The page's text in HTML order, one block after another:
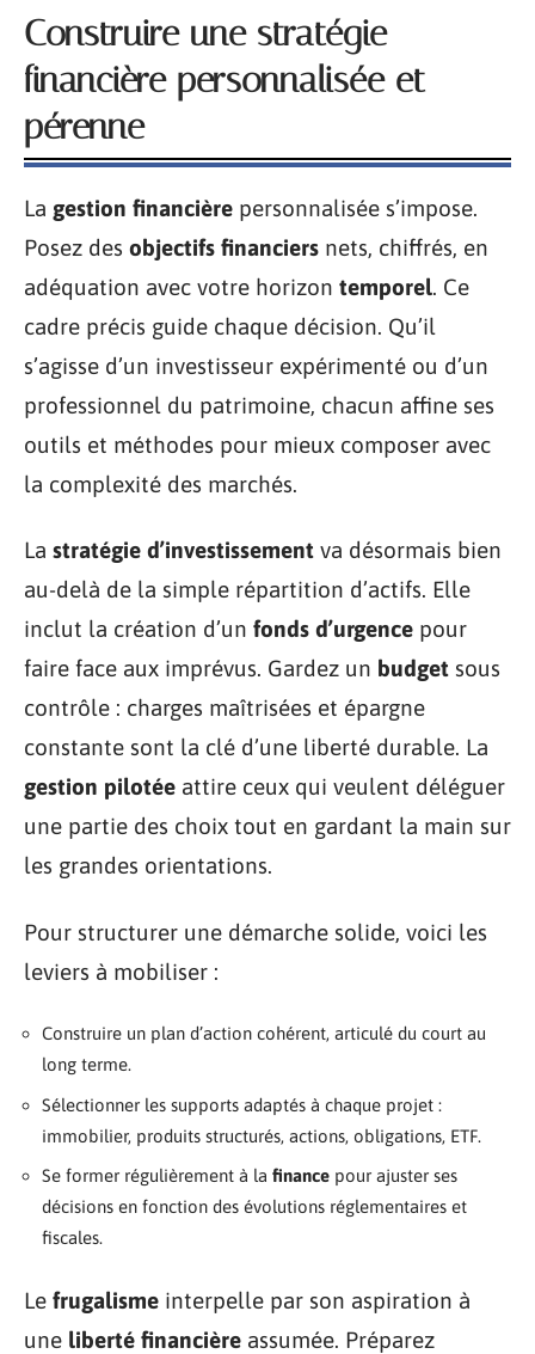
Construire une stratégie
financière personnalisée et
pérenne
La gestion financière personnalisée s’impose.
Posez des objectifs financiers nets, chiffrés, en
adéquation avec votre horizon temporel. Ce
cadre précis guide chaque décision. Qu’il
s’agisse d’un investisseur expérimenté ou d’un
professionnel du patrimoine, chacun affine ses
outils et méthodes pour mieux composer avec
la complexité des marchés.
La stratégie d’investissement va désormais bien
au-delà de la simple répartition d’actifs. Elle
inclut la création d’un fonds d’urgence pour
faire face aux imprévus. Gardez un budget sous
contrôle : charges maîtrisées et épargne
constante sont la clé d’une liberté durable. La
gestion pilotée attire ceux qui veulent déléguer
une partie des choix tout en gardant la main sur
les grandes orientations.
Pour structurer une démarche solide, voici les
leviers à mobiliser :
Construire un plan d’action cohérent, articulé du court au
long terme.
Sélectionner les supports adaptés à chaque projet :
immobilier, produits structurés, actions, obligations, ETF.
Se former régulièrement à la finance pour ajuster ses
décisions en fonction des évolutions réglementaires et
fiscales.
Le frugalisme interpelle par son aspiration à
une liberté financière assumée. Préparez